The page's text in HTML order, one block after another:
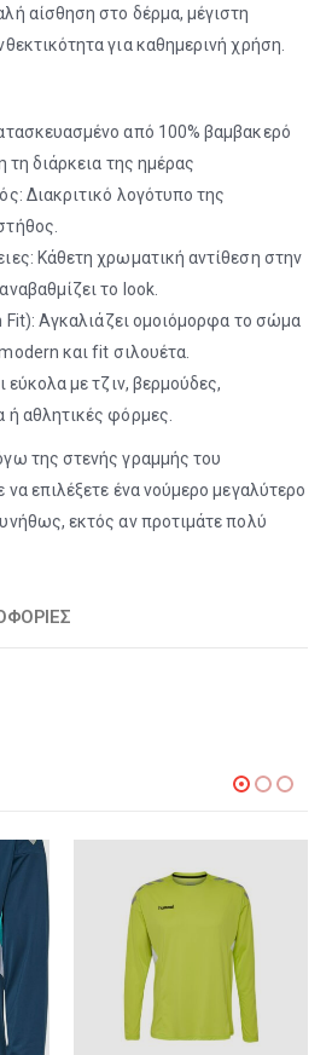
αίσθηση στο δέρμα, μέγιστη
για καθημερινή χρήση.
από 100% βαμβακερό
τη διάρκεια της ημέρας
Διακριτικό λογότυπο της
Κάθετη χρωματική αντίθεση στην
το look.
Αγκαλιάζει ομοιόμορφα το σώμα
και fit σιλουέτα.
εύκολα με τζιν, βερμούδες,
ή αθλητικές φόρμες.
της στενής γραμμής του
να επιλέξετε ένα νούμερο μεγαλύτερο
εκτός αν προτιμάτε πολύ